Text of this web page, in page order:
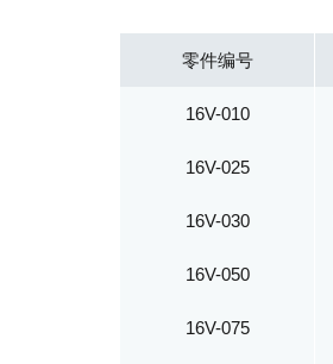
零件编号
16V-010
16V-025
16V-030
16V-050
16V-075